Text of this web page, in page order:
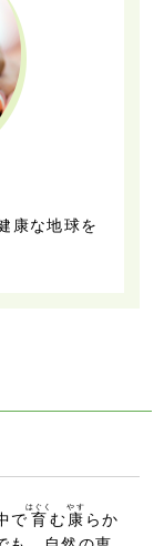
康な地球を
で 育
はぐく
む 康
やす
らか